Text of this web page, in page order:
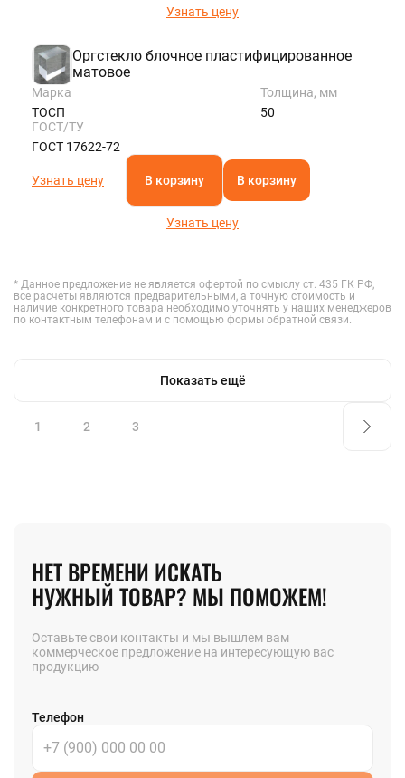
Узнать цену
Оргстекло блочное пластифицированное
матовое
Марка
ТОСП
Толщина, мм
50
ГОСТ/ТУ
ГОСТ 17622-72
Узнать цену В корзину В корзину
Узнать цену
* Данное предложение не является офертой по смыслу ст. 435 ГК РФ,
все расчеты являются предварительными, а точную стоимость и
наличие конкретного товара необходимо уточнять у наших менеджеров
по контактным телефонам и с помощью формы обратной связи.
Показать ещё
1 2 3
НЕТ ВРЕМЕНИ ИСКАТЬ
НУЖНЫЙ ТОВАР? МЫ ПОМОЖЕМ!
Оставьте свои контакты и мы вышлем вам
коммерческое предложение на интересующую вас
продукцию
Телефон